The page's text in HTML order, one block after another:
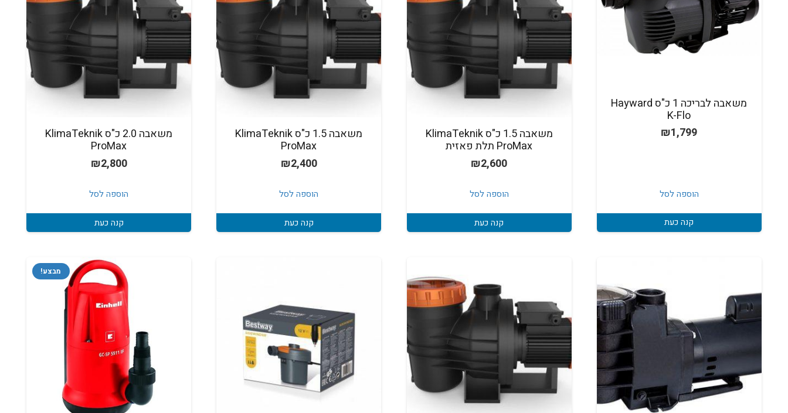
משאבה לבריכה 1 כ"ס Hayward
K-Flo
₪1,799
הוספה לסל
קנה כעת
משאבה 1.5 כ"ס KlimaTeknik
ProMax תלת פאזית
₪2,600
הוספה לסל
קנה כעת
משאבה 1.5 כ"ס KlimaTeknik
ProMax
₪2,400
הוספה לסל
קנה כעת
משאבה 2.0 כ"ס KlimaTeknik
ProMax
₪2,800
הוספה לסל
קנה כעת
מבצע!